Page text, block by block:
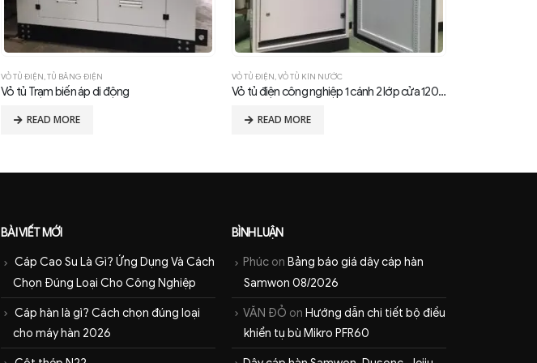
VỎ TỦ ĐIỆN,VỎ TỦ KÍN NƯỚC
READ MORE
VỎ TỦ ĐIỆN,TỦ BẢNG ĐIỆN
Vỏ tủ điện INOX
READ MORE
BÀI VIẾT MỚI
Cáp Cao Su Là Gì? Ứng Dụng Và Cách
Chọn Đúng Loại Cho Công Nghiệp
Cáp hàn là gì? Cách chọn đúng loại
cho máy hàn 2026
BÌNH LUẬN
Phúc on Bảng báo giá dây cáp hàn
Samwon 08/2026
VĂN ĐỎ on Hướng dẫn chi tiết bộ điều
khiển tụ bù Mikro PFR60